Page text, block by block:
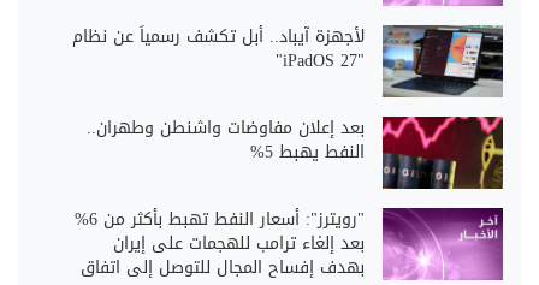
لأجهزة آيباد.. أبل تكشف رسمياً عن نظام
"iPadOS 27"
بعد إعلان مفاوضات واشنطن وطهران..
النفط يهبط 5%
"رويترز": أسعار النفط تهبط بأكثر من 6%
بعد إلغاء ترامب للهجمات على إيران
بهدف إفساح المجال للتوصل إلى اتفاق